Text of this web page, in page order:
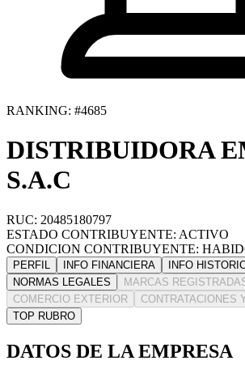
RANKING: #4685
DISTRIBUIDORA
S.A.C
RUC: 20485180797
ESTADO CONTRIBUYENTE: ACTIVO
CONDICION CONTRIBUYENTE:
PERFIL INFO FINANCIERA
INFO
NORMAS LEGALES
MARCAS
COMERCIO EXTERIOR
CONTRATACIONES
TOP RUBRO
DATOS DE LA EMPRESA